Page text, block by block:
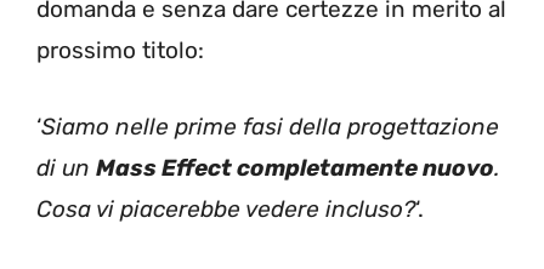
domanda e senza dare certezze in merito al
prossimo titolo:
‘Siamo nelle prime fasi della progettazione
di un Mass Effect completamente nuovo.
Cosa vi piacerebbe vedere incluso?‘.